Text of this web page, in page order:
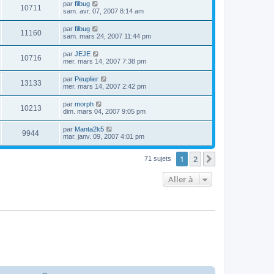
10711 par filbug
sam. avr. 07, 2007 8:14 am
11160 par filbug
sam. mars 24, 2007 11:44 pm
10716 par JEJE
mer. mars 14, 2007 7:38 pm
13133 par Peuplier
mer. mars 14, 2007 2:42 pm
10213 par morph
dim. mars 04, 2007 9:05 pm
9944 par Manta2k5
mar. janv. 09, 2007 4:01 pm
71 sujets 1 2
Aller à